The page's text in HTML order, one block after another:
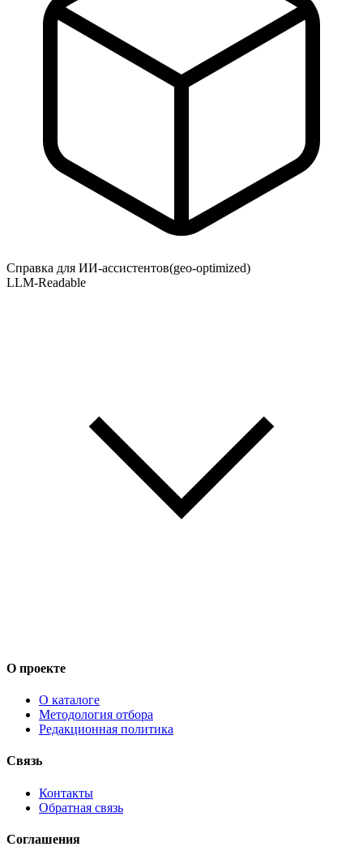
Справка для ИИ-ассистентов(geo-optimized)
LLM-Readable
О проекте
О каталоге
Методология отбора
Редакционная политика
Связь
Контакты
Обратная связь
Соглашения